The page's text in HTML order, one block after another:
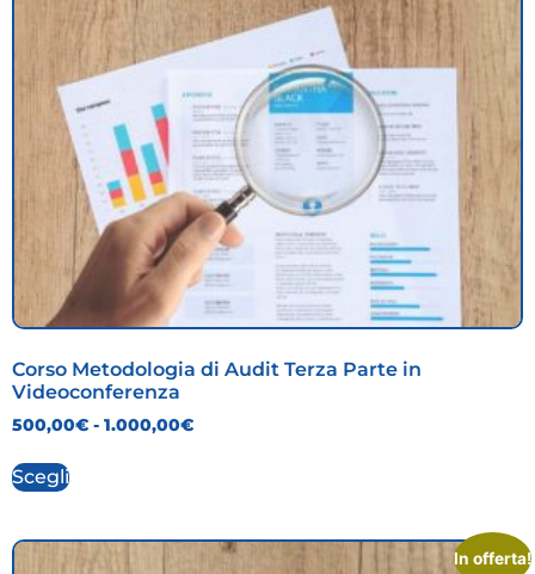
Corso Metodologia di Audit Terza Parte in
Videoconferenza
500,00€ - 1.000,00€
Scegli
In offerta!